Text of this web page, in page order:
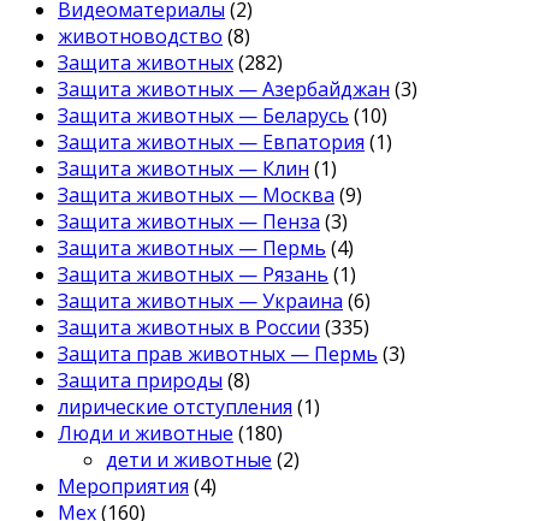
Видеоматериалы (2)
животноводство (8)
Защита животных(282)
Защита животных — Азербайджан (3)
Защита животных — Беларусь (10)
Защита животных — Евпатория (1)
Защита животных — Клин (1)
Защита животных — Москва (9)
Защита животных — Пенза (3)
Защита животных — Пермь (4)
Защита животных — Рязань (1)
Защита животных — Украина (6)
Защита животных в России (335)
Защита прав животных — Пермь (3)
Защита природы (8)
лирические отступления (1)
Люди и животные (180)
дети и животные (2)
Мероприятия (4)
Мех(160)